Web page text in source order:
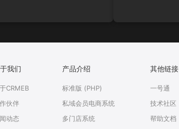
我们
CRMEB
伙伴
动态
产品介绍
标准版 (PHP)
私域会员电商系统
多门店系统
其他链接
一号通
技术社区
帮助文档